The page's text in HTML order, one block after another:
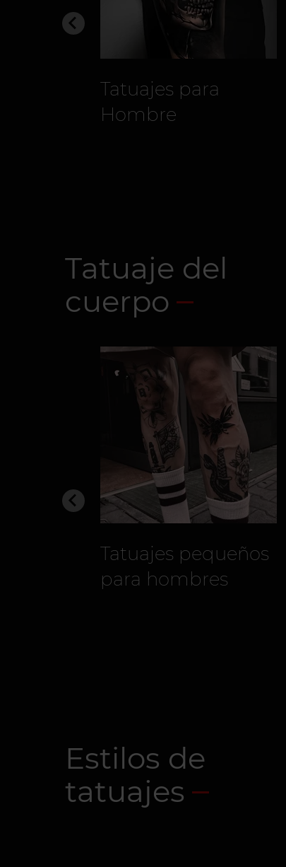
Tatuajes para
Hombre
Tatuaje del
cuerpo
Tatuajes pequeños
para hombres
Estilos de
tatuajes